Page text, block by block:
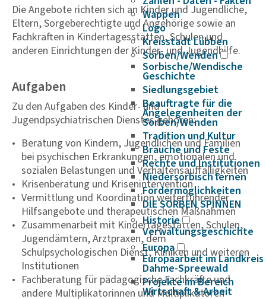
Wappen
Logo
Kreisstadt Lübben
Sorben/Wenden
Sorbische/Wendische
Geschichte
Siedlungsgebiet
Beauftragte für die
Angelegenheiten der
Sorben/Wenden
Tradition und Kultur
Bräuche und Feste
Rechte und Institutionen
Niedersorbisch lernen
Fördermöglichkeiten
DIE SORBEN SPINNEN
Historie
Verwaltungsgeschichte
Europa
Europaarbeit im Landkreis
Dahme-Spreewald
Projekte im Bereich
Wirtschaft & Arbeit
Die Angebote richten sich an Kinder und Jugendliche,
Eltern, Sorgeberechtigte und Angehörige sowie an
Fachkräften in Kindertagesstätten, Schulen und
anderen Einrichtungen der Kinder- und Jugendhilfe.
Aufgaben
Zu den Aufgaben des Kinder- und
Jugendpsychiatrischen Dienstes gehören:
Beratung von Kindern, Jugendlichen und Familien
bei psychischen Erkrankungen, emotionalen und
sozialen Belastungen und Verhaltensauffälligkeiten
Krisenberatung und Krisenintervention
Vermittlung und Koordination weiterführender
Hilfsangebote und therapeutischen Maßnahmen
Zusammenarbeit mit Kindertagestätten, Schulen,
Jugendämtern, Arztpraxen, dem
Schulpsychologischen Dienst, Kliniken und weiteren
Institutionen
Fachberatung für pädagogische Fachkräfte und
andere Multiplikatorinnen und Multiplikatoren